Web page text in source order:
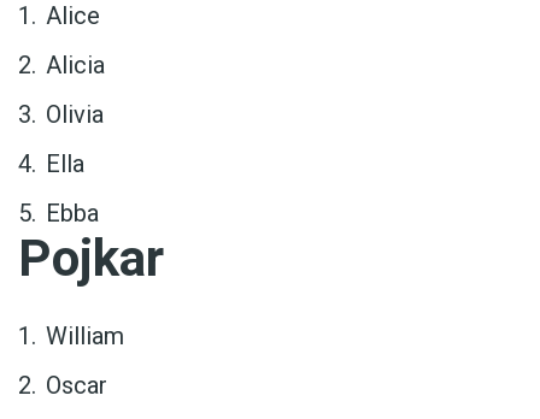
Alice
Alicia
Olivia
Ella
Ebba
Pojkar
William
Oscar